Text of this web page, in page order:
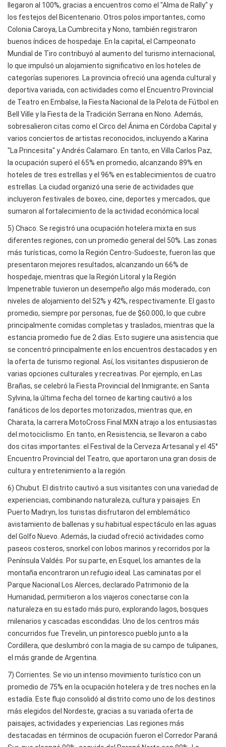
llegaron al 100%, gracias a encuentros como el "Alma de Rally" y
los festejos del Bicentenario. Otros polos importantes, como
Colonia Caroya, La Cumbrecita y Nono, también registraron
buenos índices de hospedaje. En la capital, el Campeonato
Mundial de Tiro contribuyó al aumento del turismo internacional,
lo que impulsó un alojamiento significativo en los hoteles de
categorías superiores. La provincia ofreció una agenda cultural y
deportiva variada, con actividades como el Encuentro Provincial
de Teatro en Embalse, la Fiesta Nacional de la Pelota de Fútbol en
Bell Ville y la Fiesta de la Tradición Serrana en Nono. Además,
sobresalieron citas como el Circo del Ánima en Córdoba Capital y
varios conciertos de artistas reconocidos, incluyendo a Karina
"La Princesita" y Andrés Calamaro. En tanto, en Villa Carlos Paz,
la ocupación superó el 65% en promedio, alcanzando 89% en
hoteles de tres estrellas y el 96% en establecimientos de cuatro
estrellas. La ciudad organizó una serie de actividades que
incluyeron festivales de boxeo, cine, deportes y mercados, que
sumaron al fortalecimiento de la actividad económica local
5) Chaco. Se registró una ocupación hotelera mixta en sus
diferentes regiones, con un promedio general del 50%. Las zonas
más turísticas, como la Región Centro-Sudoeste, fueron las que
presentaron mejores resultados, alcanzando un 66% de
hospedaje, mientras que la Región Litoral y la Región
Impenetrable tuvieron un desempeño algo más moderado, con
niveles de alojamiento del 52% y 42%, respectivamente. El gasto
promedio, siempre por personas, fue de $60.000, lo que cubre
principalmente comidas completas y traslados, mientras que la
estancia promedio fue de 2 días. Esto sugiere una asistencia que
se concentró principalmente en los encuentros destacados y en
la oferta de turismo regional. Así, los visitantes dispusieron de
varias opciones culturales y recreativas. Por ejemplo, en Las
Brañas, se celebró la Fiesta Provincial del Inmigrante; en Santa
Sylvina, la última fecha del torneo de karting cautivó a los
fanáticos de los deportes motorizados, mientras que, en
Charata, la carrera MotoCross Final MXN atrajo a los entusiastas
del motociclismo. En tanto, en Resistencia, se llevaron a cabo
dos citas importantes: el Festival de la Cerveza Artesanal y el 45°
Encuentro Provincial del Teatro, que aportaron una gran dosis de
cultura y entretenimiento a la región.
6) Chubut. El distrito cautivó a sus visitantes con una variedad de
experiencias, combinando naturaleza, cultura y paisajes. En
Puerto Madryn, los turistas disfrutaron del emblemático
avistamiento de ballenas y su habitual espectáculo en las aguas
del Golfo Nuevo. Además, la ciudad ofreció actividades como
paseos costeros, snorkel con lobos marinos y recorridos por la
Península Valdés. Por su parte, en Esquel, los amantes de la
montaña encontraron un refugio ideal. Las caminatas por el
Parque Nacional Los Alerces, declarado Patrimonio de la
Humanidad, permitieron a los viajeros conectarse con la
naturaleza en su estado más puro, explorando lagos, bosques
milenarios y cascadas escondidas. Uno de los centros más
concurridos fue Trevelin, un pintoresco pueblo junto a la
Cordillera, que deslumbró con la magia de su campo de tulipanes,
el más grande de Argentina.
7) Corrientes. Se vio un intenso movimiento turístico con un
promedio de 75% en la ocupación hotelera y de tres noches en la
estadía. Este flujo consolidó al distrito como uno de los destinos
más elegidos del Nordeste, gracias a su variada oferta de
paisajes, actividades y experiencias. Las regiones más
destacadas en términos de ocupación fueron el Corredor Paraná